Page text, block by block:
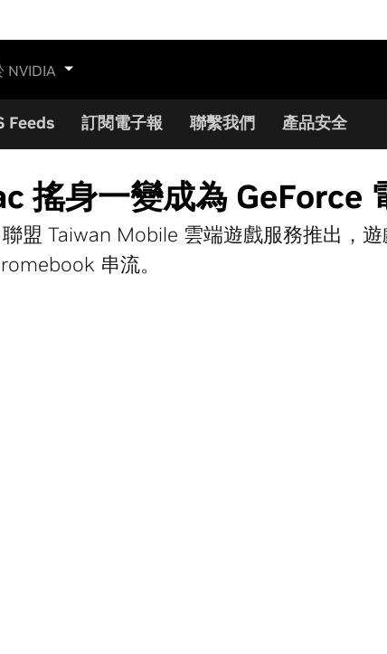
NVIDIA
Feeds 訂閱電子報 聯繫我們 產品安全
搖身一變成為 GeForce
盟 Taiwan Mobile 雲端遊戲服務推出，
串流。